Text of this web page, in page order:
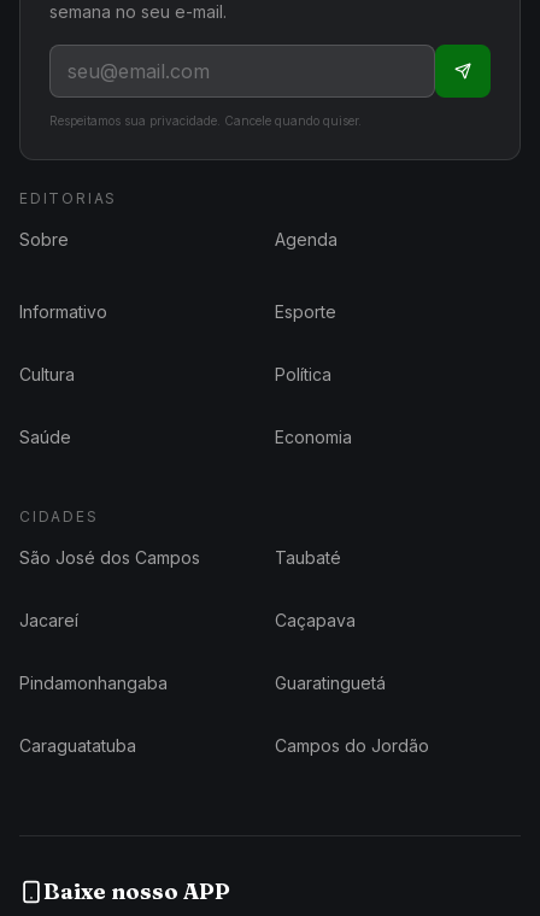
semana no seu e-mail.
Respeitamos sua privacidade. Cancele quando quiser.
EDITORIAS
Sobre Agenda
Informativo Esporte
Cultura Política
Saúde Economia
CIDADES
São José dos Campos Taubaté
Jacareí Caçapava
Pindamonhangaba Guaratinguetá
Caraguatatuba Campos do Jordão
Baixe nosso APP